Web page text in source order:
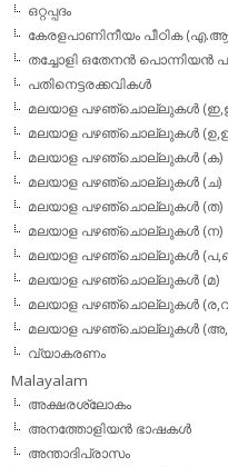
ഒറ്റപ്പദം
കേരളപാണിനീയം പീഠിക
തച്ചോളി ഒതേനൻ പൊന്നിയൻ
പതിനെട്ടരക്കവികള്‍
മലയാള പഴഞ്ചൊല്ലുകള്‍
മലയാള പഴഞ്ചൊല്ലുകള്‍
മലയാള പഴഞ്ചൊല്ലുകള്‍ (ക)
മലയാള പഴഞ്ചൊല്ലുകള്‍ (ച)
മലയാള പഴഞ്ചൊല്ലുകള്‍ (ത)
മലയാള പഴഞ്ചൊല്ലുകള്‍ (ന)
മലയാള പഴഞ്ചൊല്ലുകള്‍
മലയാള പഴഞ്ചൊല്ലുകള്‍ (മ)
മലയാള പഴഞ്ചൊല്ലുകള്‍
മലയാള പഴഞ്ചൊല്ലുകൾ
വ്യാകരണം
Malayalam
അക്ഷരശ്ലോകം
അനത്തോളിയന്‍ ഭാഷകള്‍
അന്താദിപ്രാസം